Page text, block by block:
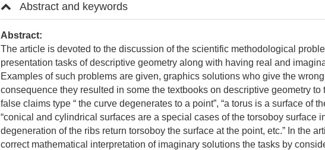
Abstract and keywords
Abstract:
The article is devoted to the discussion of the scientific methodological
presentation tasks of descriptive geometry along with having real and
Examples of such problems are given, graphics solutions who give the
consequence they resulted in some the textbooks on descriptive geometry to
false claims type “ the curve degenerates to a point”, “a torus is a surface of
“conical and cylindrical surfaces are a special cases of the torsoboy surface
degeneration of the ribs return torsoboy the surface at the point, etc.” In the
correct mathematical interpretation of imaginary solutions the tasks by